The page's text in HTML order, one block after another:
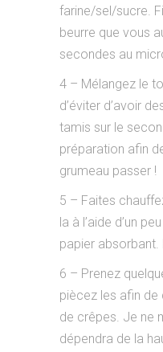
farine/sel/sucre.
beurre que vous
secondes au
4 – Mélangez le
d’éviter d’avoir
tamis sur le
préparation afin
grumeau passer !
5 – Faites
la à l’aide d’un
papier
6 – Prenez
piècez les afin
de crêpes. Je ne
dépendra de la